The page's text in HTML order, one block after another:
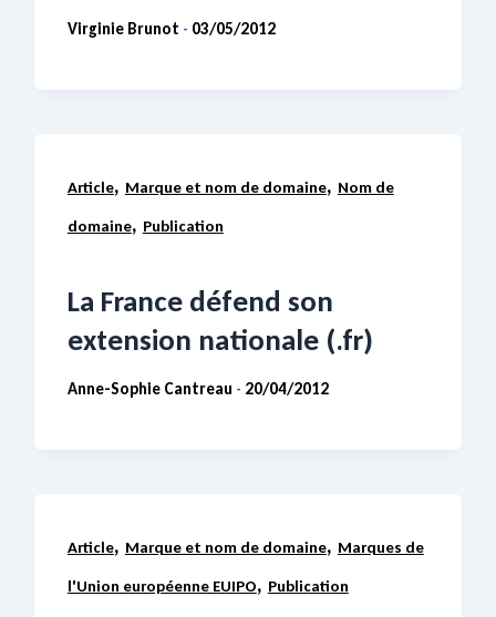
Virginie Brunot - 03/05/2012
Article, Marque et nom de domaine, Nom de
domaine, Publication
La France défend son
extension nationale (.fr)
Anne-Sophie Cantreau - 20/04/2012
Article, Marque et nom de domaine, Marques de
l'Union européenne EUIPO, Publication